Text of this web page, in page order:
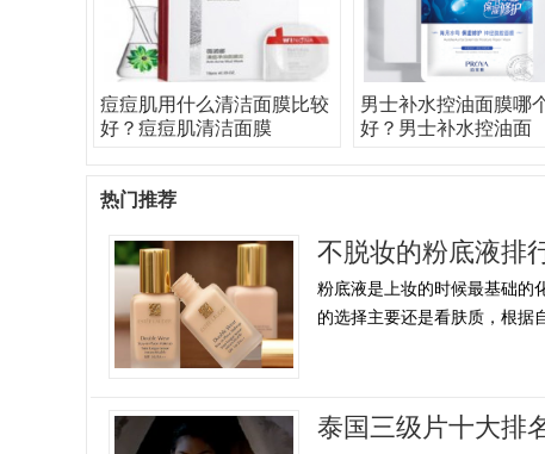
痘痘肌用什么清洁面膜比较
好？痘痘肌清洁面膜
男士补水控油面膜哪
好？男士补水控油面
热门推荐
不脱妆的粉底液排
粉底液是上妆的时候最基础的
的选择主要还是看肤质，根据
泰国三级片十大排